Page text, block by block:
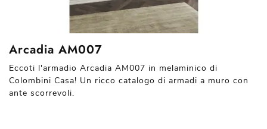
Arcadia AM007
Eccoti l'armadio Arcadia AM007 in melaminico di
Colombini Casa! Un ricco catalogo di armadi a muro con
ante scorrevoli.